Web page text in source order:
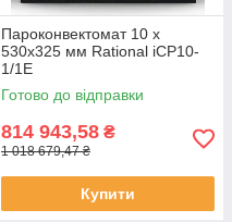
Пароконвектомат 10 х
530х325 мм Rational iCP10-
1/1E
Готово до відправки
814 943,58 ₴
1 018 679,47 ₴
Купити